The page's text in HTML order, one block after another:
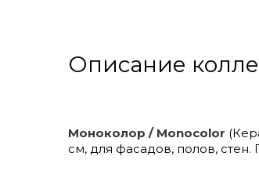
Описание
Моноколор / Monocolor
см, для фасадов, полов,